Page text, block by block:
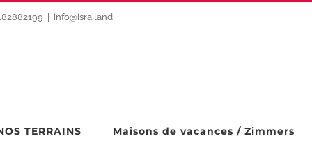
info@isra.land
TERRAINS Maisons de vacances / Zimmers